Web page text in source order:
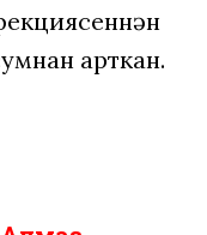
арткан.